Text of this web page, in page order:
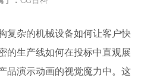
复杂的机械设备如何让客户快
的生产线如何在投标中直观展
品演示动画的视觉魔力中。这